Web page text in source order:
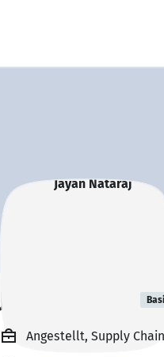
Jayan Nataraj
Angestellt, Supply